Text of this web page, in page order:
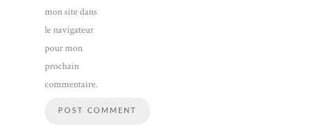
mon site dans
le navigateur
pour mon
prochain
commentaire.